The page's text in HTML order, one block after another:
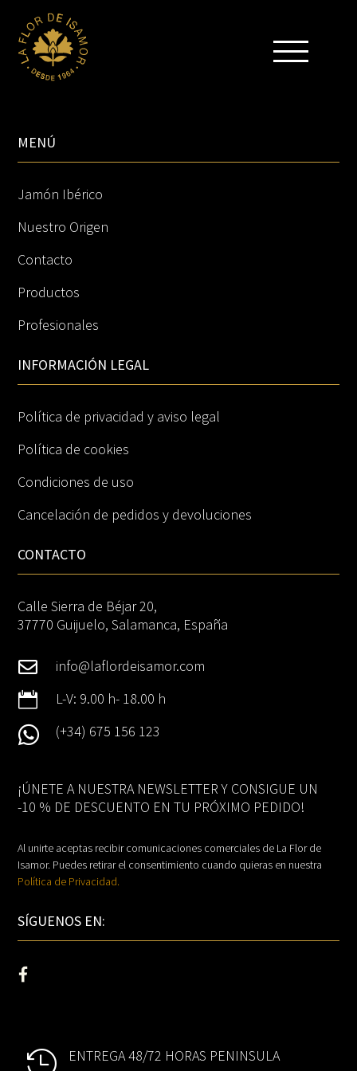
Jamón ibérico
Nuestro Origen
Blog
Contacto
MENÚ
Jamón Ibérico
Nuestro Origen
Contacto
Productos
Profesionales
INFORMACIÓN LEGAL
Política de privacidad y aviso legal
Política de cookies
Condiciones de uso
Cancelación de pedidos y devoluciones
CONTACTO
Calle Sierra de Béjar 20,
37770 Guijuelo, Salamanca, España
 info@laflordeisamor.com
 L-V: 9.00 h- 18.00 h
 (+34) 675 156 123
¡ÚNETE A NUESTRA NEWSLETTER Y CONSIGUE UN
-10 % DE DESCUENTO EN TU PRÓXIMO PEDIDO!
Al unirte aceptas recibir comunicaciones comerciales de La Flor de
Isamor. Puedes retirar el consentimiento cuando quieras en nuestra
Política de Privacidad.
SÍGUENOS EN:
 ENTREGA 48/72 HORAS PENINSULA